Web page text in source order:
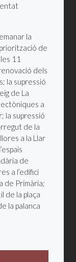
la
de
11
dels
la supressió
de La
a
la supressió
de la
a la Llar
de
a l’edifici
de Primària;
de la plaça
la palanca